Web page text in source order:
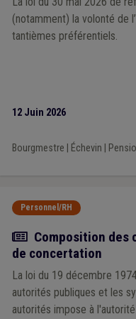
(notamment) la volonté de
tantièmes préférentiels.
12 Juin 2026
Bourgmestre Échevin
Personnel/RH
Actualité
Composition des
de concertation
La loi du 19 décembre
autorités publiques et les
autorités impose à